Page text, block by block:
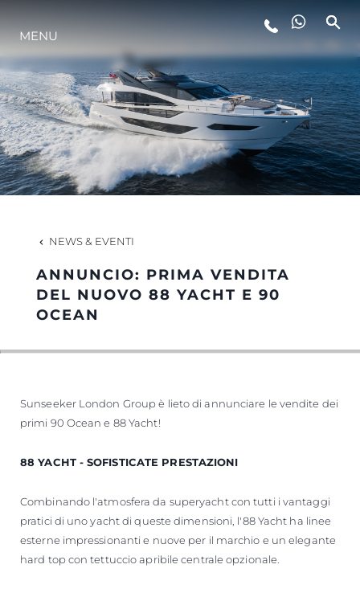
LIFESTYLE
INNOVAZIONE
L'AZIENDA
HERITAGE
VALUTA LA TUA IMBARCAZIONE
MENU
NEWS & EVENTI
ANNUNCIO: PRIMA VENDITA
DEL NUOVO 88 YACHT E 90
OCEAN
Sunseeker London Group è lieto di annunciare le vendite dei
primi 90 Ocean e 88 Yacht!
88 YACHT - SOFISTICATE PRESTAZIONI
Combinando l'atmosfera da superyacht con tutti i vantaggi
pratici di uno yacht di queste dimensioni, l'88 Yacht ha linee
esterne impressionanti e nuove per il marchio e un elegante
hard top con tettuccio apribile centrale opzionale.